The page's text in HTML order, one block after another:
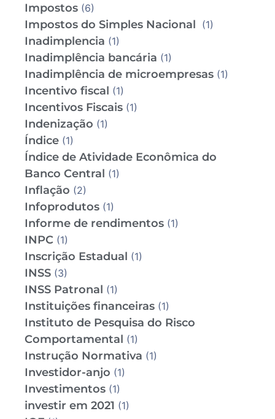
Impostos (6)
Impostos do Simples Nacional (1)
Inadimplencia (1)
Inadimplência bancária (1)
Inadimplência de microempresas (1)
Incentivo fiscal (1)
Incentivos Fiscais (1)
Indenização (1)
Índice (1)
Índice de Atividade Econômica do
Banco Central (1)
Inflação (2)
Infoprodutos (1)
Informe de rendimentos (1)
INPC (1)
Inscrição Estadual (1)
INSS (3)
INSS Patronal (1)
Instituições financeiras (1)
Instituto de Pesquisa do Risco
Comportamental (1)
Instrução Normativa (1)
Investidor-anjo (1)
Investimentos (1)
investir em 2021 (1)